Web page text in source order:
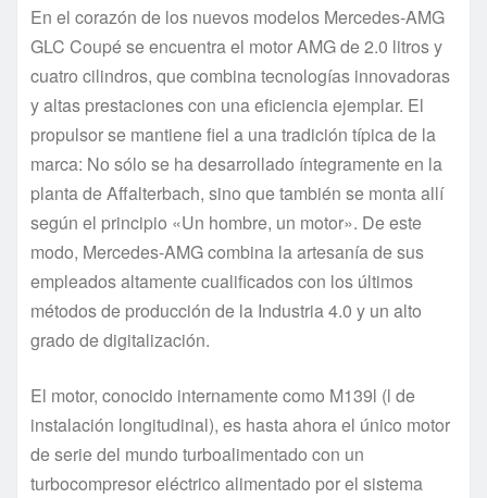
En el corazón de los nuevos modelos Mercedes-AMG
GLC Coupé se encuentra el motor AMG de 2.0 litros y
cuatro cilindros, que combina tecnologías innovadoras
y altas prestaciones con una eficiencia ejemplar. El
propulsor se mantiene fiel a una tradición típica de la
marca: No sólo se ha desarrollado íntegramente en la
planta de Affalterbach, sino que también se monta allí
según el principio «Un hombre, un motor». De este
modo, Mercedes-AMG combina la artesanía de sus
empleados altamente cualificados con los últimos
métodos de producción de la Industria 4.0 y un alto
grado de digitalización.
El motor, conocido internamente como M139l (l de
instalación longitudinal), es hasta ahora el único motor
de serie del mundo turboalimentado con un
turbocompresor eléctrico alimentado por el sistema